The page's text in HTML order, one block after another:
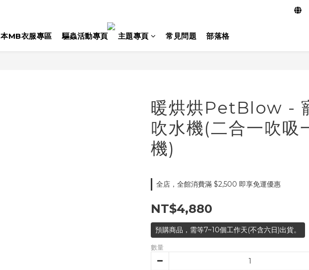
MB衣服專區 驅蟲活動專頁 主題專頁 常見問題 部落格
暖烘烘PetBlow -
吹水機(二合一吹吸
機)
全店，全館消費滿 $2,500 即享免運優惠
NT$4,880
預購商品，需等7~10個工作天(不含六日)出貨。
數量